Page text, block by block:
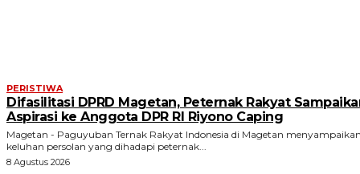
PERISTIWA
Difasilitasi DPRD Magetan, Peternak Rakyat
Aspirasi ke Anggota DPR RI Riyono Caping
Magetan - Paguyuban Ternak Rakyat Indonesia di Magetan
keluhan persolan yang dihadapi peternak...
8 Agustus 2026